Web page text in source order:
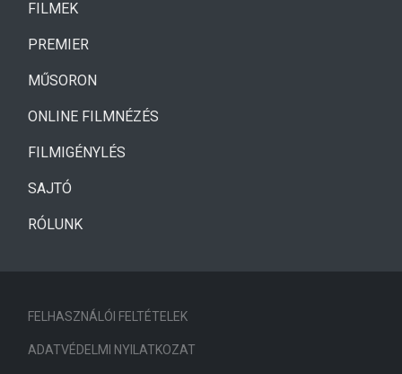
FILMEK(CURRENT)
PREMIER
MŰSORON
ONLINE FILMNÉZÉS
FILMIGÉNYLÉS
SAJTÓ
RÓLUNK
FELHASZNÁLÓI FELTÉTELEK
ADATVÉDELMI NYILATKOZAT